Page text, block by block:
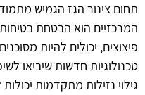
תחום צינור הגז הגמיש
המרכזיים הוא הבטחת
פיצוצים, יכולים להיות
טכנולוגיות חדשות שיביאו
גילוי נזילות מתקדמות